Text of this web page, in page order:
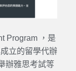
Program ，是
立的留學代辦
辦雅思考試等